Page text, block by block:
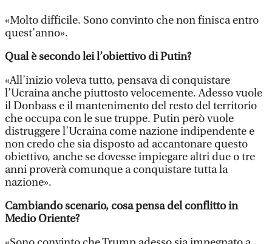
«Molto difficile. Sono convinto che non finisca entro
quest’anno».
Qual è secondo lei l’obiettivo di Putin?
«All’inizio voleva tutto, pensava di conquistare
l’Ucraina anche piuttosto velocemente. Adesso vuole
il Donbass e il mantenimento del resto del territorio
che occupa con le sue truppe. Putin però vuole
distruggere l’Ucraina come nazione indipendente e
non credo che sia disposto ad accantonare questo
obiettivo, anche se dovesse impiegare altri due o tre
anni proverà comunque a conquistare tutta la
nazione».
Cambiando scenario, cosa pensa del conflitto in
Medio Oriente?